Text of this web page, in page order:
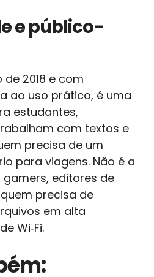
e público-
2018 e com
ao uso prático, é uma
estudantes,
com textos e
precisa de um
para viagens. Não é a
editores de
precisa de
em alta
Wi‑Fi.